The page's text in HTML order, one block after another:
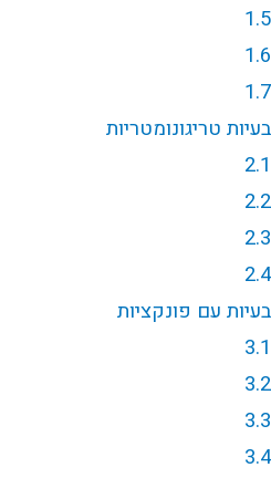
1.5
1.6
1.7
בעיות טריגונומטריות
2.1
2.2
2.3
2.4
בעיות עם פונקציות
3.1
3.2
3.3
3.4